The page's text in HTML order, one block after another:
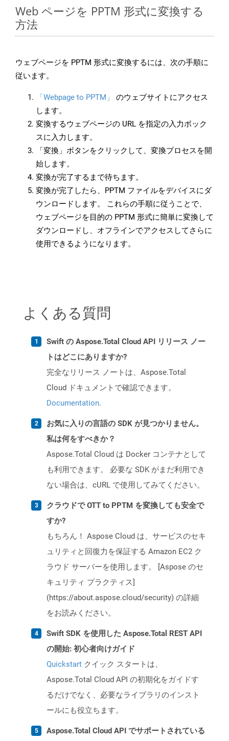
Web ページを PPTM 形式に変換する
方法
ウェブページを PPTM 形式に変換するには、次の手順に
従います。
「Webpage to PPTM」
のウェブサイトにアクセス
します。
変換するウェブページの URL を指定の入力ボック
スに入力します。
「変換」ボタンをクリックして、変換プロセスを開
始します。
変換が完了するまで待ちます。
変換が完了したら、PPTM ファイルをデバイスにダ
ウンロードします。 これらの手順に従うことで、
ウェブページを目的の PPTM 形式に簡単に変換して
ダウンロードし、オフラインでアクセスしてさらに
使用できるようになります。
よくある質問
Swift の Aspose.Total Cloud API リリース ノー
トはどこにありますか?
完全なリリース ノートは、Aspose.Total
Cloud ドキュメントで確認できます。
Documentation.
お気に入りの言語の SDK が見つかりません。
私は何をすべきか？
Aspose.Total Cloud は Docker コンテナとして
も利用できます。 必要な SDK がまだ利用でき
ない場合は、cURL で使用してみてください。
クラウドで OTT to PPTM を変換しても安全で
すか?
もちろん！ Aspose Cloud は、サービスのセキ
ュリティと回復力を保証する Amazon EC2 ク
ラウド サーバーを使用します。 [Aspose のセ
キュリティ プラクティス]
(https://about.aspose.cloud/security) の詳細
をお読みください。
Swift SDK を使用した Aspose.Total REST API
の開始: 初心者向けガイド
Quickstart クイック スタートは、
Aspose.Total Cloud API の初期化をガイドす
るだけでなく、必要なライブラリのインスト
ールにも役立ちます。
Aspose.Total Cloud API でサポートされている